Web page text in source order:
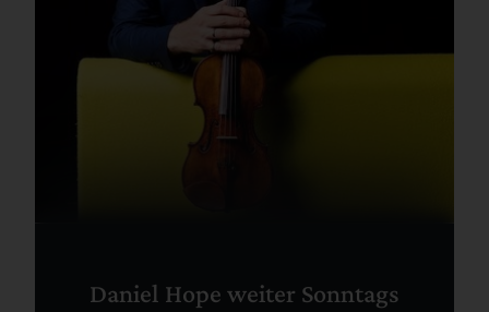
Daniel Hope weiter Sonntags